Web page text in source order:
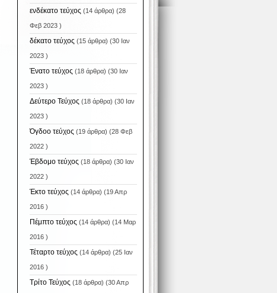
ενδέκατο τεύχος (14 άρθρα) (28
Φεβ 2023 )
δέκατο τεύχος (15 άρθρα) (30 Ιαν
2023 )
Ένατο τεύχος (18 άρθρα) (30 Ιαν
2023 )
Δεύτερο Τεύχος (18 άρθρα) (30 Ιαν
2023 )
Όγδοο τεύχος (19 άρθρα) (28 Φεβ
2022 )
Έβδομο τεύχος (18 άρθρα) (30 Ιαν
2022 )
Έκτο τεύχος (14 άρθρα) (19 Απρ
2016 )
Πέμπτο τεύχος (14 άρθρα) (14 Μαρ
2016 )
Τέταρτο τεύχος (14 άρθρα) (25 Ιαν
2016 )
Τρίτο Τεύχος (18 άρθρα) (30 Απρ